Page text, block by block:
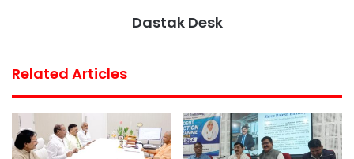
Dastak Desk
Related Articles